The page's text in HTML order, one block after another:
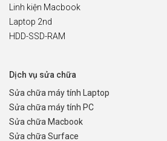
Linh kiện Macbook
Laptop 2nd
HDD-SSD-RAM
Dịch vụ sửa chữa
Sửa chữa máy tính Laptop
Sửa chữa máy tính PC
Sửa chữa Macbook
Sửa chữa Surface